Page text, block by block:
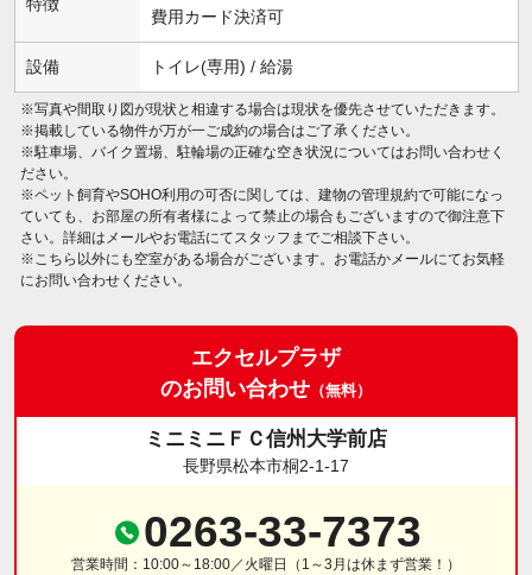
費用カード決済可
設備 トイレ(専用) / 給湯
※写真や間取り図が現状と相違する場合は現状を優先させていただきます。
※掲載している物件が万が一ご成約の場合はご了承ください。
※駐車場、バイク置場、駐輪場の正確な空き状況についてはお問い合わせく
ださい。
※ペット飼育やSOHO利用の可否に関しては、建物の管理規約で可能になっ
ていても、お部屋の所有者様によって禁止の場合もございますので御注意下
さい。詳細はメールやお電話にてスタッフまでご相談下さい。
※こちら以外にも空室がある場合がございます。お電話かメールにてお気軽
にお問い合わせください。
エクセルプラザ
のお問い合わせ （無料）
ミニミニＦＣ信州大学前店
長野県松本市桐2-1-17
0263-33-7373
営業時間：10:00～18:00／火曜日（1～3月は休まず営業！）